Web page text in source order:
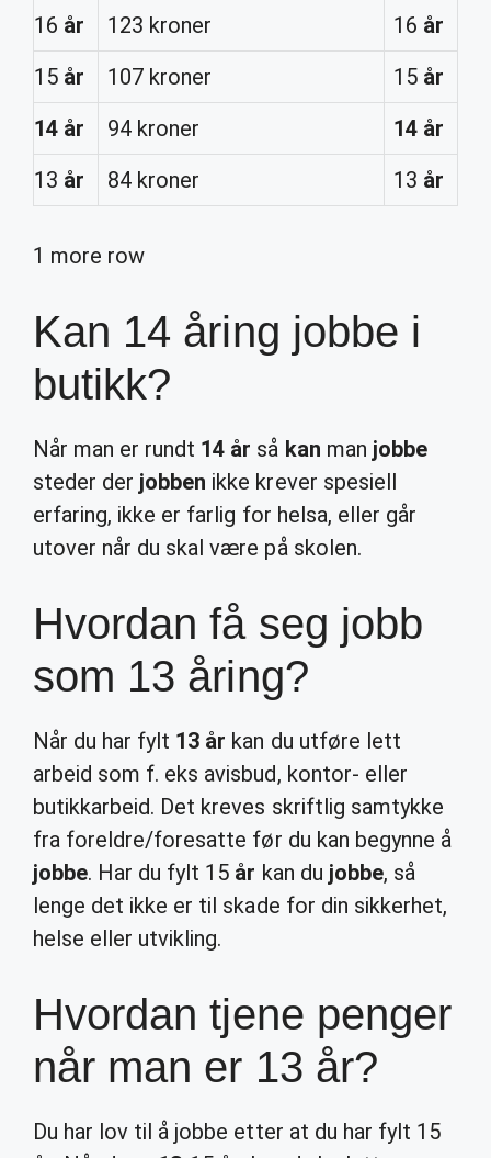
16 år 123 kroner 16 år
15 år 107 kroner 15 år
14 år
94 kroner
14 år
13 år 84 kroner 13 år
1 more row
Kan 14 åring jobbe i
butikk?
Når man er rundt 14 år så kan man jobbe
steder der jobben ikke krever spesiell
erfaring, ikke er farlig for helsa, eller går
utover når du skal være på skolen.
Hvordan få seg jobb
som 13 åring?
Når du har fylt 13 år kan du utføre lett
arbeid som f. eks avisbud, kontor- eller
butikkarbeid. Det kreves skriftlig samtykke
fra foreldre/foresatte før du kan begynne å
jobbe. Har du fylt 15 år kan du jobbe, så
lenge det ikke er til skade for din sikkerhet,
helse eller utvikling.
Hvordan tjene penger
når man er 13 år?
Du har lov til å jobbe etter at du har fylt 15